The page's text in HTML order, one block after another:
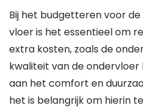
Bij het budgetteren voor de
vloer is het essentieel om
extra kosten, zoals de
kwaliteit van de ondervloer
aan het comfort en
het is belangrijk om hierin